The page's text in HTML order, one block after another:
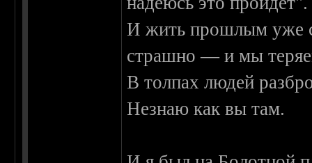
И жить прошлым уже
страшно — и мы
В толпах людей
Незнаю как вы там.